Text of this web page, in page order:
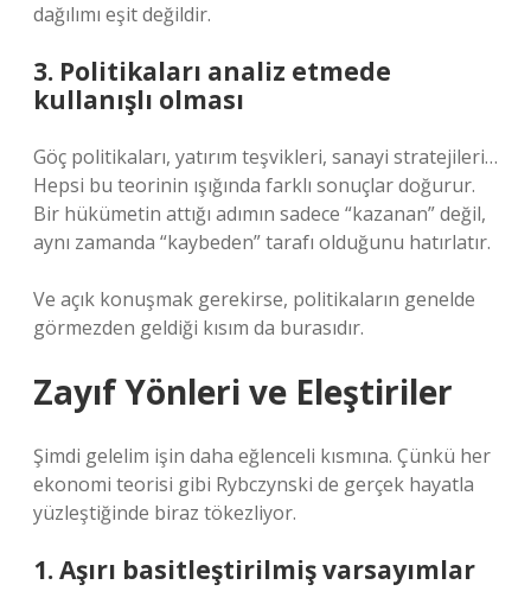
dağılımı eşit değildir.
3. Politikaları analiz etmede
kullanışlı olması
Göç politikaları, yatırım teşvikleri, sanayi stratejileri…
Hepsi bu teorinin ışığında farklı sonuçlar doğurur.
Bir hükümetin attığı adımın sadece “kazanan” değil,
aynı zamanda “kaybeden” tarafı olduğunu hatırlatır.
Ve açık konuşmak gerekirse, politikaların genelde
görmezden geldiği kısım da burasıdır.
Zayıf Yönleri ve Eleştiriler
Şimdi gelelim işin daha eğlenceli kısmına. Çünkü her
ekonomi teorisi gibi Rybczynski de gerçek hayatla
yüzleştiğinde biraz tökezliyor.
1. Aşırı basitleştirilmiş varsayımlar